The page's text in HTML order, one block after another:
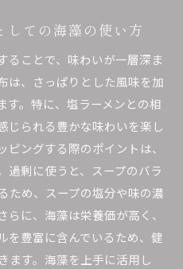
しての海藻の使い方
ることで、味わいが一層深ま
は、さっぱりとした風味を加
す。特に、塩ラーメンとの相
じられる豊かな味わいを楽し
ングする際のポイントは、
過剰に使うと、スープのバラ
ため、スープの塩分や味の濃
に、海藻は栄養価が高く、
を豊富に含んでいるため、健
ます。海藻を上手に活用し